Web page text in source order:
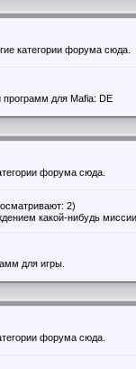
категории форума сюда.
для Mafia: DE
форума сюда.
2)
какой-нибудь
для игры.
форума сюда.